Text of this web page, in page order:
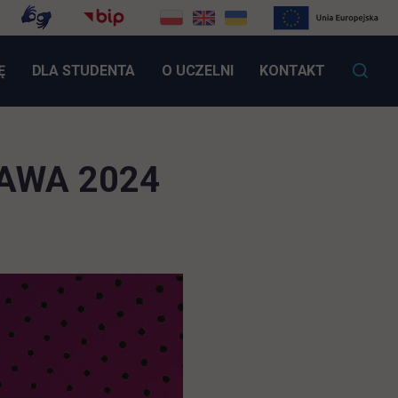
LINK OTWIERA SIĘ W NOWEJ KARCIE
DLA STUDENTA O UCZELNI KONTAKT
2024